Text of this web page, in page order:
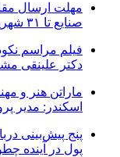
مهلت ارسال
صنایع تا ۳۱ شهریور تمدید شد.
فیلم مراسم
دکتر علینقی مشایخی – ۸
ماراتن هنر و
اسکندر: مدیر
پنج پیش‌بینی
پول در آینده